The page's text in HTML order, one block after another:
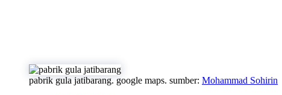
pabrik gula jatibarang. google maps. sumber: Mohammad Sohirin